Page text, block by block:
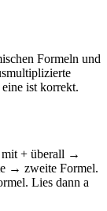
Formeln und
ist korrekt.
mit + überall →
→ zweite Formel.
Lies dann a